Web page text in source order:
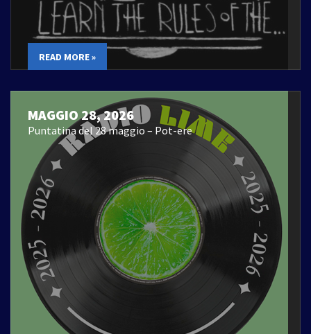
READ MORE »
MAGGIO 28, 2026
Puntatina del 28 maggio – Pot-ere